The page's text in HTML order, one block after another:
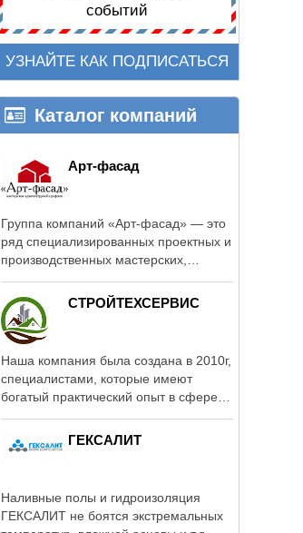
событий
УЗНАЙТЕ КАК ПОДПИСАТЬСЯ
Каталог компаний
Арт-фасад
Группа компаний «Арт-фасад» — это
ряд специализированных проектных и
производственных мастерских,
СТРОЙТЕХСЕРВИС
Наша компания была создана в 2010г,
специалистами, которые имеют
богатый практический опыт в сфере
ГЕКСАЛИТ
Наливные полы и гидроизоляция
ГЕКСАЛИТ не боятся экстремальных